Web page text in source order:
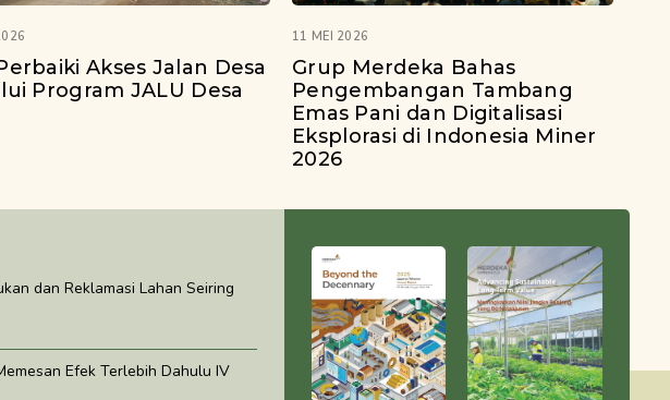
Akses Jalan Desa
Program JALU Desa
11 MEI 2026
Grup Merdeka Bahas
Pengembangan Tambang
Emas Pani dan Digitalisasi
Eksplorasi di Indonesia Miner
2026
dan Reklamasi Lahan Seiring
Efek Terlebih Dahulu IV